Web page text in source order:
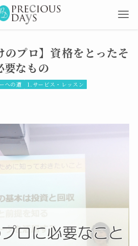
のプロ】資格をとったそ
要なもの
への道
1.サービス・レッスン